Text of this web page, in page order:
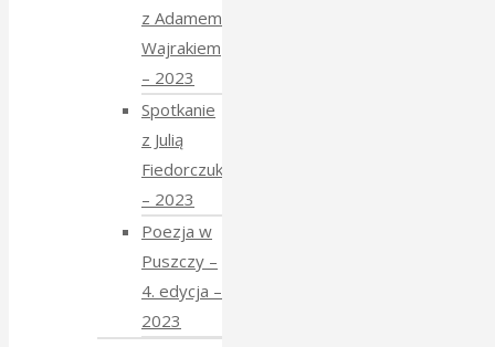
z Adamem
Wajrakiem
– 2023
Spotkanie
z Julią
Fiedorczuk
– 2023
Poezja w
Puszczy –
4. edycja –
2023